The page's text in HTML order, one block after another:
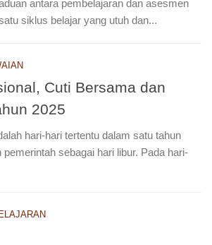
antara pembelajaran dan asesmen
siklus belajar yang utuh dan...
Cuti Bersama dan
2025
hari-hari tertentu dalam satu tahun
sebagai hari libur. Pada hari-